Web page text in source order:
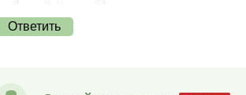
Ответить